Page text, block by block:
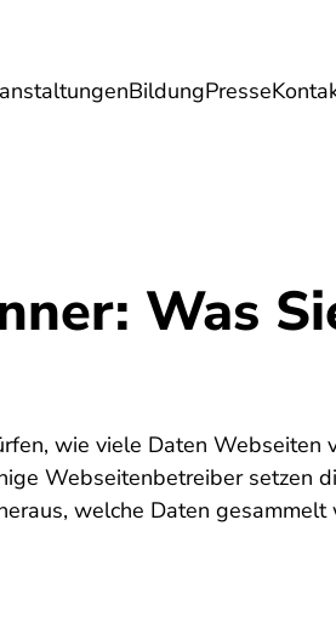
BildungPresse
Reise Umwelt
Was
wie viele Daten Webseiten
Webseitenbetreiber setzen
welche Daten gesammelt